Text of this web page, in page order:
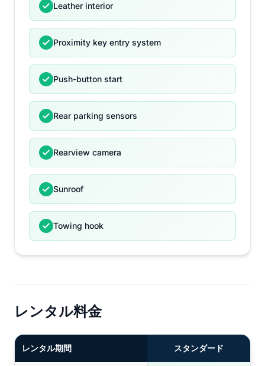
Leather interior
Proximity key entry system
Push-button start
Rear parking sensors
Rearview camera
Sunroof
Towing hook
レンタル料金
レンタル期間 スタンダード